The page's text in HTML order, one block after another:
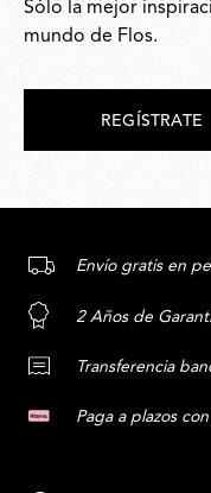
Sólo la mejor
mundo de Flos.
REGÍSTRATE
Envío gratis en
2 Años de
Transferencia
Paga a plazos